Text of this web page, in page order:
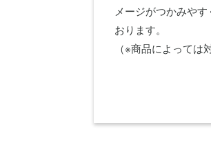
メージがつかみや
おります。
（※商品によっては